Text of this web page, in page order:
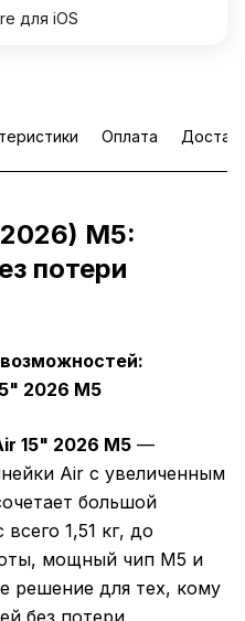
для iOS
Оплата
M5:
потери
2026 M5
15" 2026 M5 —
Air с увеличенным
большой
1,51 кг, до
мощный чип M5 и
решение для тех, кому